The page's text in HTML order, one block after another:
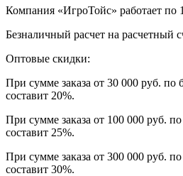
Компания «ИгроТойс» работает по
Безналичный расчет на расчетный
Оптовые скидки:
При сумме заказа от 30 000 руб. по
составит 20%.
При сумме заказа от 100 000 руб.
составит 25%.
При сумме заказа от 300 000 руб.
составит 30%.